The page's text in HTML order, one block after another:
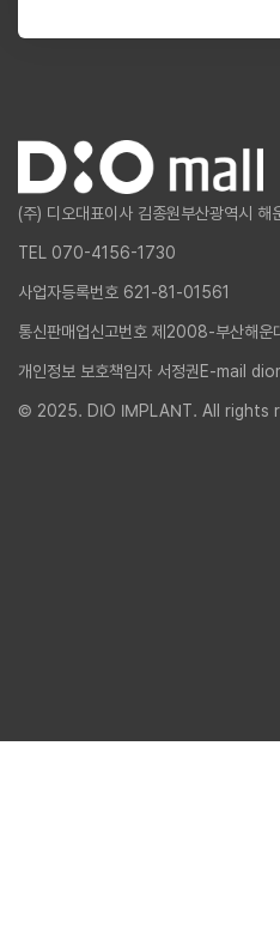
(주) 디오대표이사 김종원부산광역시 해
TEL 070-4156-1730
사업자등록번호 621-81-01561
통신판매업신고번호 제2008-부산해
개인정보 보호책임자 서정권 E-mail
© 2025. DIO IMPLANT. All rights